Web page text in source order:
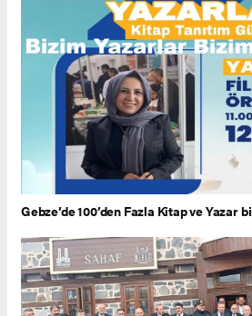
Gebze’de 100’den Fazla Kitap ve Yazar